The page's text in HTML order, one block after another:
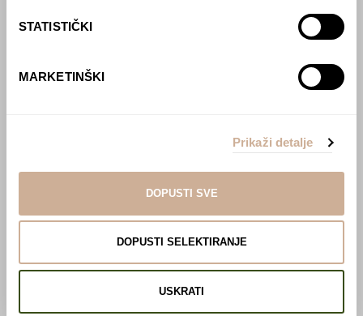
STATISTIČKI
MARKETINŠKI
Prikaži detalje
DOPUSTI SVE
DOPUSTI SELEKTIRANJE
USKRATI
Projekti
Ljubav oko svijeta
National Geographic – Hrvatska iz zraka
Prodaja izložbenih postamenata